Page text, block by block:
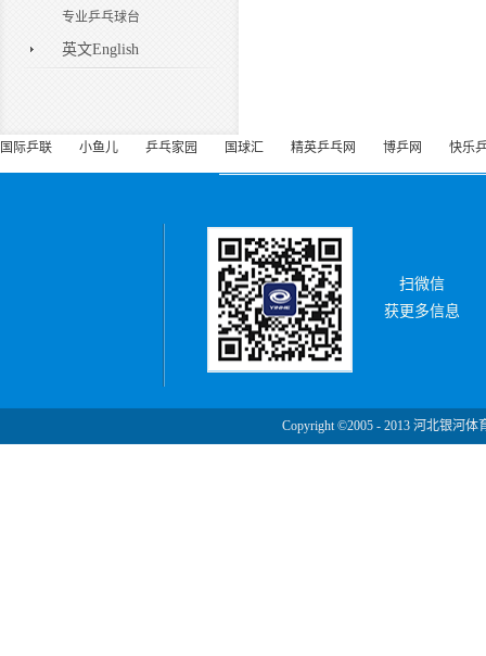
专业乒乓球台
英文English
国际乒联 小鱼儿 乒乓家园 国球汇 精英乒乓网 博乒网 快乐
扫微信
获更多信息
Copyright ©2005 - 2013 河北银河体